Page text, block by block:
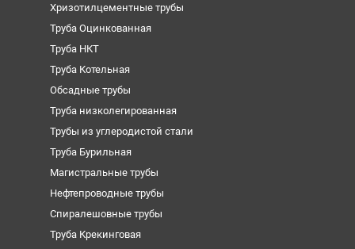
Хризотилцементные трубы
Труба Оцинкованная
Труба НКТ
Труба Котельная
Обсадные трубы
Труба низколегированная
Трубы из углеродистой стали
Труба Бурильная
Магистральные трубы
Нефтепроводные трубы
Спиралешовные трубы
Труба Крекинговая